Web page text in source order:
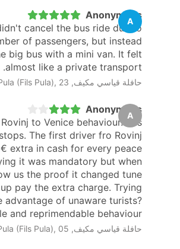
A
Anonymous
cancel the bus ride due to
of passengers, but instead
big bus with a mini van. It felt
almost like a private transport.
حافلة قياسي مكيف, Fils Pula (Fils Pula), 23‏/03‏/2024
A
Anonymous
to Venice behaviour. Bus
The first driver fro Rovinj
extra in cash for every peace
it was mandatory but when
us the proof it changed tune
pay the extra charge. Trying
advantage of unaware turists?
and reprimendable behaviour !!!
حافلة قياسي مكيف, Fils Pula (Fils Pula), 05‏/03‏/2024